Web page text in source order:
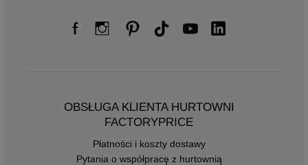
OBSŁUGA KLIENTA HURTOWNI
FACTORYPRICE
Płatności i koszty dostawy
Pytania o współpracę z hurtownią